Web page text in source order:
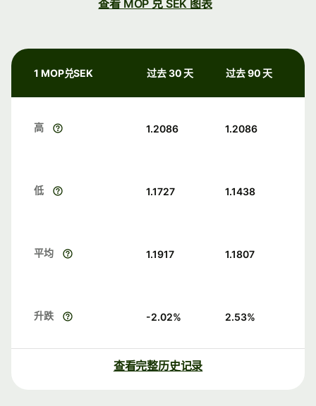
查看 MOP 兑 SEK 图表
1 MOP兑SEK 过去 30 天 过去 90 天
高 1.2086 1.2086
低 1.1727 1.1438
平均 1.1917 1.1807
升跌 -2.02% 2.53%
查看完整历史记录